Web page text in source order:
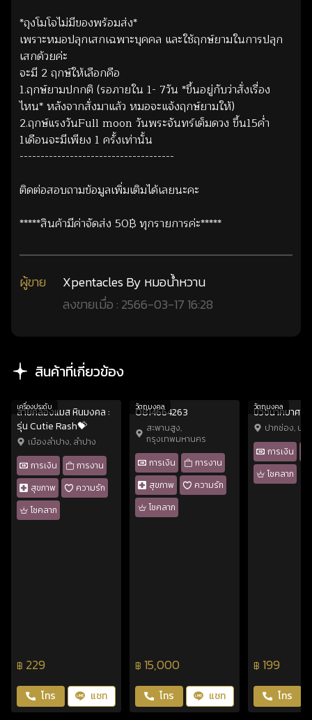
*ถุงโมโจไม่มีของพร้อมส่ง*
เพราะหมอปลุกเสกเฉพาะบุคคล และใช้ฤกษ์ยามในการปลุก
เสกด้วยค่ะ
จะมี 2 ฤกษ์ให้เลือกคือ
1.ฤกษ์ยามปกกติ (รอภายใน 1- 7วัน *ขึ้นอยู่กับว่าสั่งเรื่อง
ไหน* หลังจากสั่งมาแล้ว หมอจะแจ้งฤกษ์ยามให้)
2.ฤกษ์แรงวันFull moon วันพระจันทร์เต็มดวง ขึ้น15ค่ำ
1เดือนจะมีเพียง 1 ครั้งเท่านั้น
-------------------------------------
ติดต่อสอบถามข้อมูลเพิ่มเติมได้เลยนะคะ
*****สินค้ามีค่าจัดส่ง 50฿ ทุกรายการค่ะ*****
ผู้ขาย
Xpentacles By หมอน้ำหวาน
ลงขายเมื่อ : 2566-03-17 16:28
สินค้าที่เกี่ยวข้อง
เครื่องประดับ
สายคล้องแมส หินมงคล :
รุ่น Cutie Rash💝
เมืองลำปาง, ลำปาง
การเงิน
การงาน
สุขภาพ
ความรัก
โชคลาภ
฿ 229
โทร แชท
วัตถุมงคล
0814664263
สะพานสูง,
กรุงเทพมหานคร
การเงิน
การงาน
สุขภาพ
ความรัก
โชคลาภ
฿ 15,000
โทร แชท
วัตถุมงคล
บ่วงนาคบาศ
ปากช่อง, นค
การเงิน
โชคลาภ
฿ 199
โทร